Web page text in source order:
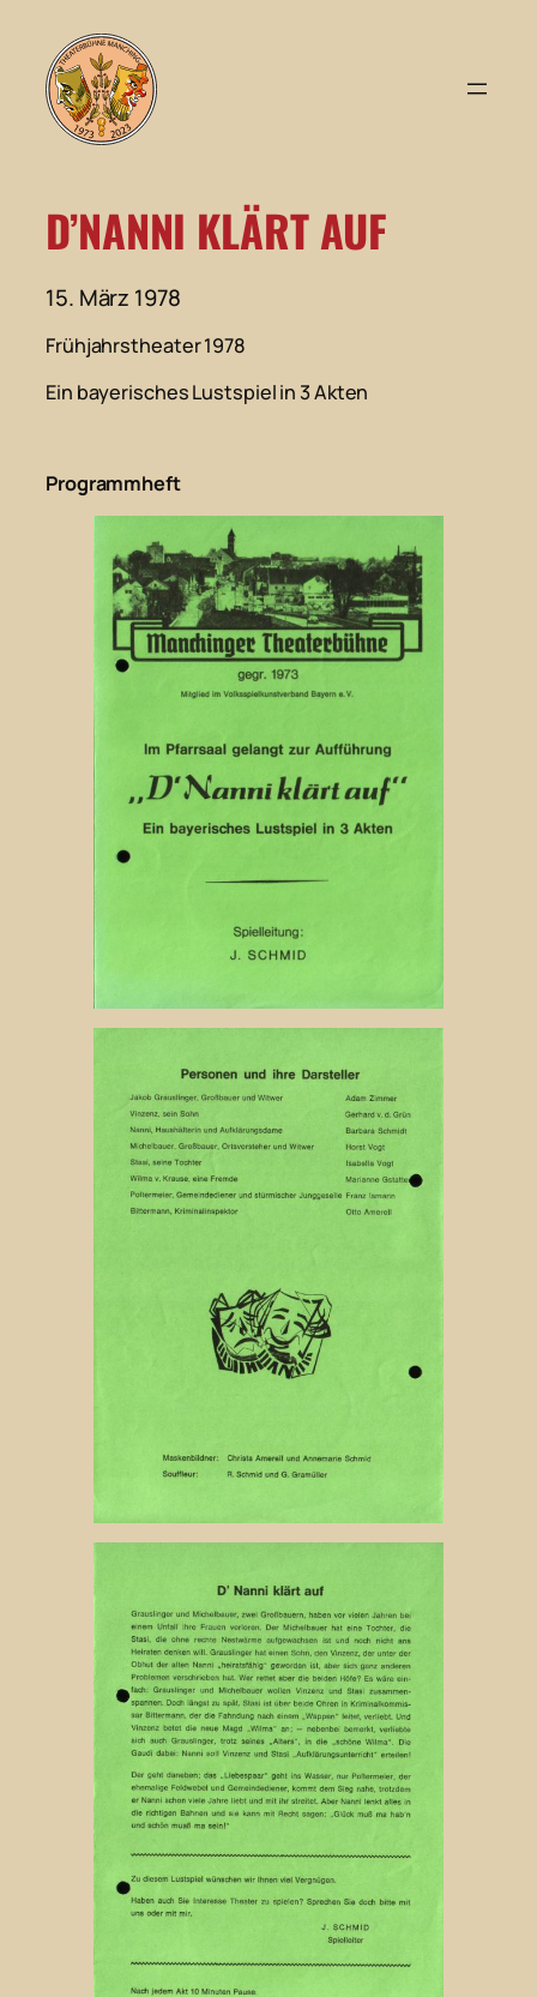
Inhalt
springen
D’NANNI KLÄRT AUF
15. März 1978
Frühjahrstheater 1978
Ein bayerisches Lustspiel in 3 Akten
Programmheft